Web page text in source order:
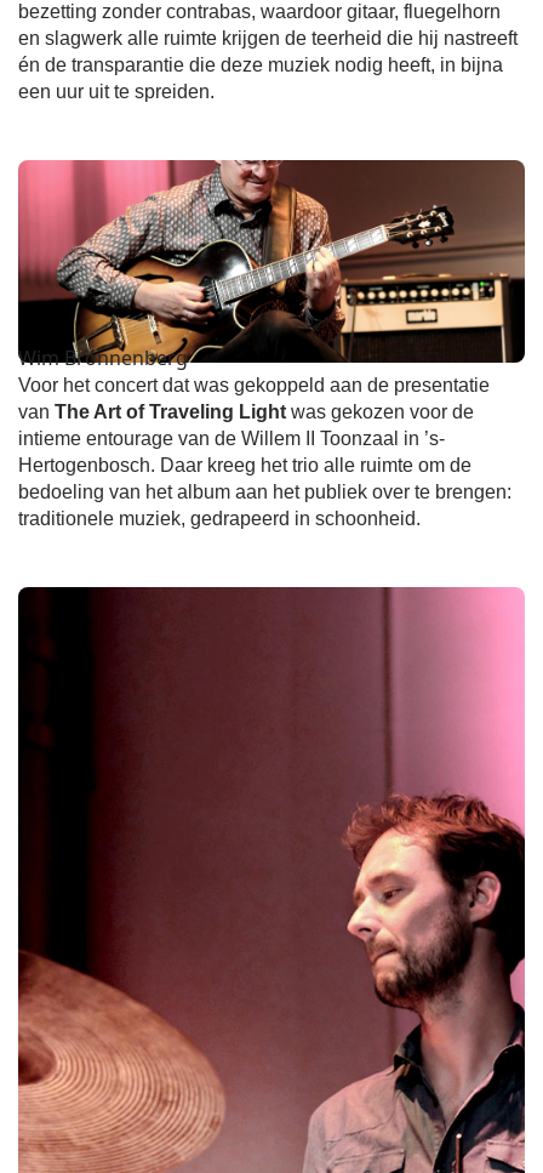
bezetting zonder contrabas, waardoor gitaar, fluegelhorn
en slagwerk alle ruimte krijgen de teerheid die hij nastreeft
én de transparantie die deze muziek nodig heeft, in bijna
een uur uit te spreiden.
Wim Bronnenberg
Voor het concert dat was gekoppeld aan de presentatie
van The Art of Traveling Light was gekozen voor de
intieme entourage van de Willem II Toonzaal in ’s-
Hertogenbosch. Daar kreeg het trio alle ruimte om de
bedoeling van het album aan het publiek over te brengen:
traditionele muziek, gedrapeerd in schoonheid.